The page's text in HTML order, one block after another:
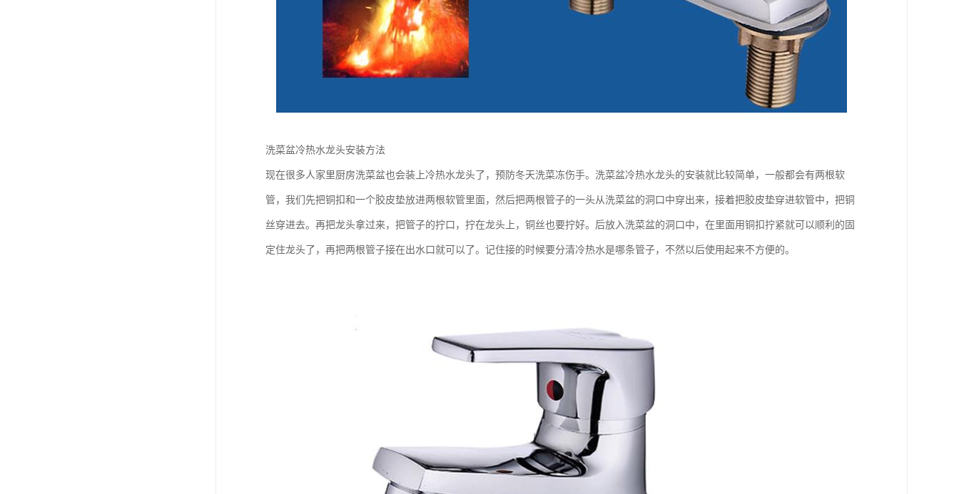
洗菜盆冷热水龙头安装方法
现在很多人家里厨房洗菜盆也会装上冷热水龙头了，预防冬天洗菜冻伤手。洗菜盆冷热水龙头的安装就比较简单，一般都会有两根软
管，我们先把铜扣和一个胶皮垫放进两根软管里面，然后把两根管子的一头从洗菜盆的洞口中穿出来，接着把胶皮垫穿进软管中，把铜
丝穿进去。再把龙头拿过来，把管子的拧口，拧在龙头上，铜丝也要拧好。后放入洗菜盆的洞口中，在里面用铜扣拧紧就可以顺利的固
定住龙头了，再把两根管子接在出水口就可以了。记住接的时候要分清冷热水是哪条管子，不然以后使用起来不方便的。